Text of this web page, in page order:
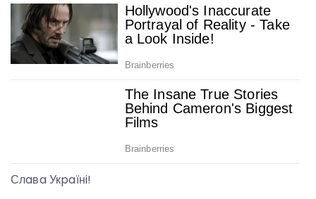
Слaвa Укpaїнi!